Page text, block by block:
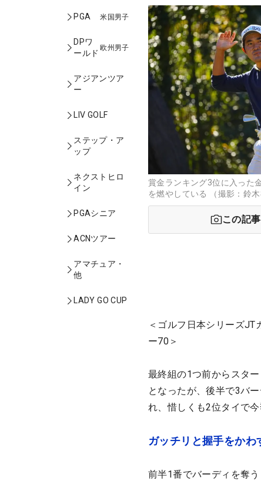
PGA 米国男子
DPワ
ールド
欧州男子
アジアンツア
ー
LIV GOLF
ステップ・ア
ップ
ネクストヒロ
イン
PGAシニア
ACNツアー
アマチュア・
他
LADY GO CUP
賞金ランキング3位に入った
を燃やしている （撮影：鈴木
この記
＜ゴルフ日本シリーズ
ー70＞
最終組の1つ前からスタ
となったが、後半で3バ
れ、惜しくも2位タイで今
ガッチリと握手をかわ
前半1番でバーディを奪